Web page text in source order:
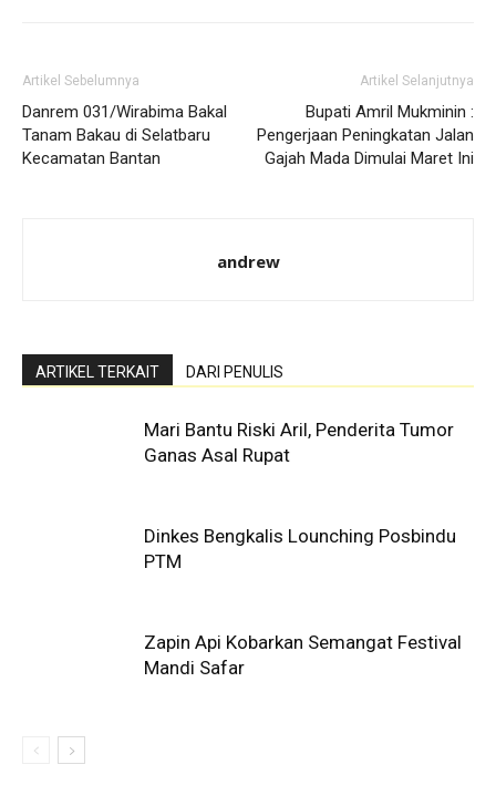
Artikel Sebelumnya
Danrem 031/Wirabima Bakal
Tanam Bakau di Selatbaru
Kecamatan Bantan
Artikel Selanjutnya
Bupati Amril Mukminin :
Pengerjaan Peningkatan Jalan
Gajah Mada Dimulai Maret Ini
andrew
ARTIKEL TERKAIT DARI PENULIS
Mari Bantu Riski Aril, Penderita Tumor
Ganas Asal Rupat
Dinkes Bengkalis Lounching Posbindu
PTM
Zapin Api Kobarkan Semangat Festival
Mandi Safar